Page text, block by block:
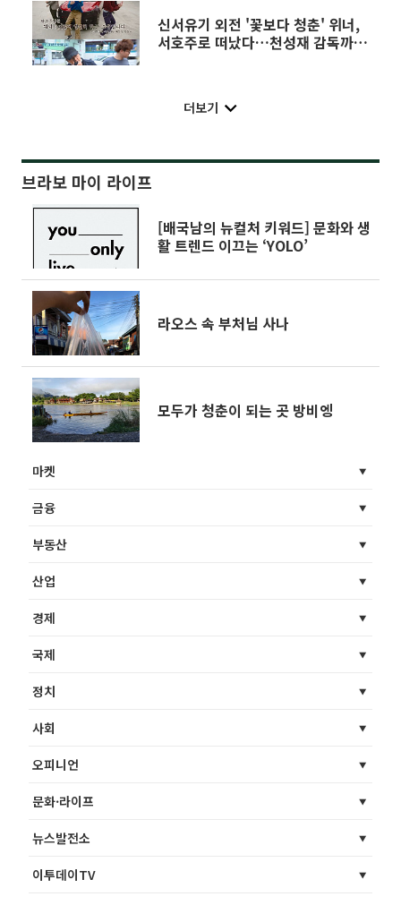
신서유기 외전 '꽃보다 청춘' 위너,
서호주로 떠났다…천성재 감독까지
더보기
브라보 마이 라이프
[배국남의 뉴컬처 키워드] 문화와 생
활 트렌드 이끄는 ‘YOLO’
라오스 속 부처님 사나
모두가 청춘이 되는 곳 방비엥
마켓
금융
부동산
산업
경제
국제
정치
사회
오피니언
문화·라이프
뉴스발전소
이투데이TV